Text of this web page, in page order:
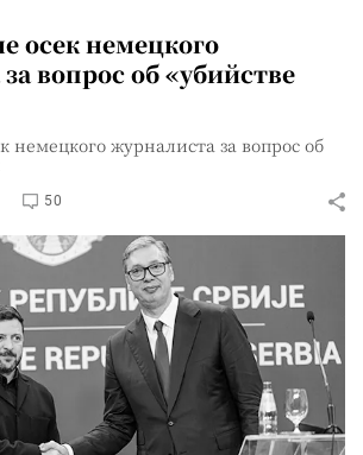
осек немецкого
вопрос об «убийстве
немецкого журналиста за вопрос об
50